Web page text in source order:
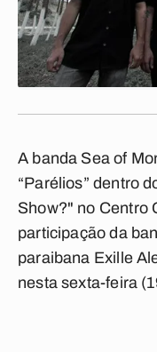
A banda Sea of
“Parélios” dentro
Show?" no Centro
participação da
paraibana Exille
nesta sexta-feira